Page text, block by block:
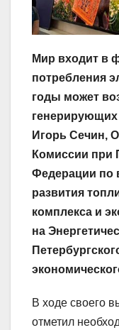
Мир входит в
потребления
годы может
генерирующих
Игорь Сечин,
Комиссии при
Федерации по
развития
комплекса и
на
В ходе своего
отметил